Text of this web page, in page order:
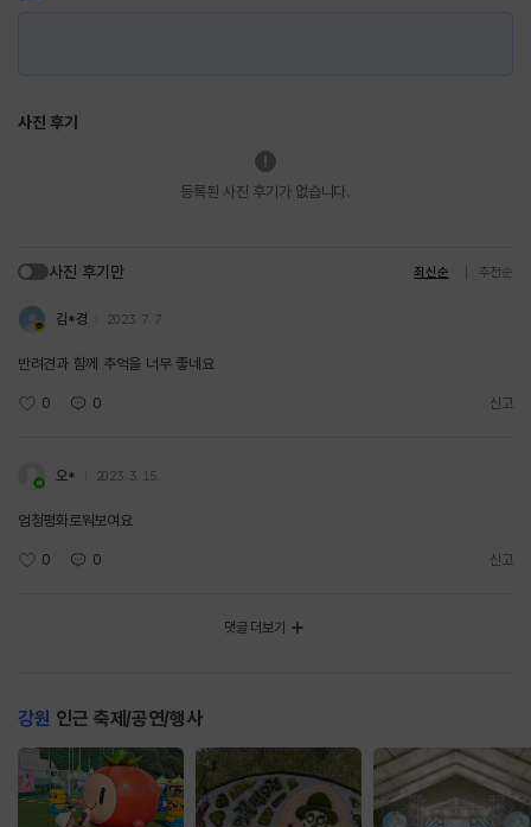
사진 후기
등록된 사진 후기가 없습니다.
사진 후기만 최신순 추천순
김*경 2023. 7. 7.
반려견과 함께 추억을 너무 좋네요
0 0 신고
오* 2023. 3. 15.
엄청평화로워보여요
0 0 신고
댓글 더보기
강원 인근 축제/공연/행사